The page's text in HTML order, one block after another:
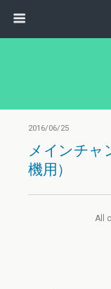
2016/06/25
メインチャ
機用）
All